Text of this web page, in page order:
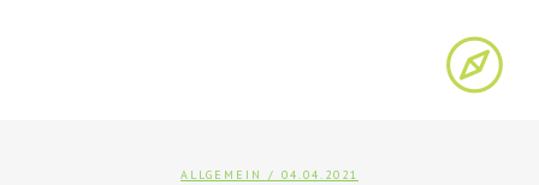
ALLGEMEIN / 04.04.2021